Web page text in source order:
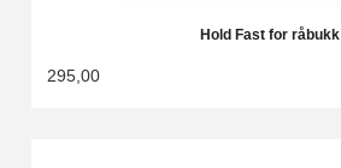
Hold Fast for råbukk
295,00